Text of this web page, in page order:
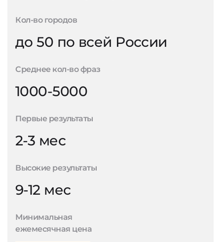
Кол-во городов
до 50 по всей России
Среднее кол-во фраз
1000-5000
Первые результаты
2-3 мес
Высокие результаты
9-12 мес
Минимальная
ежемесячная цена